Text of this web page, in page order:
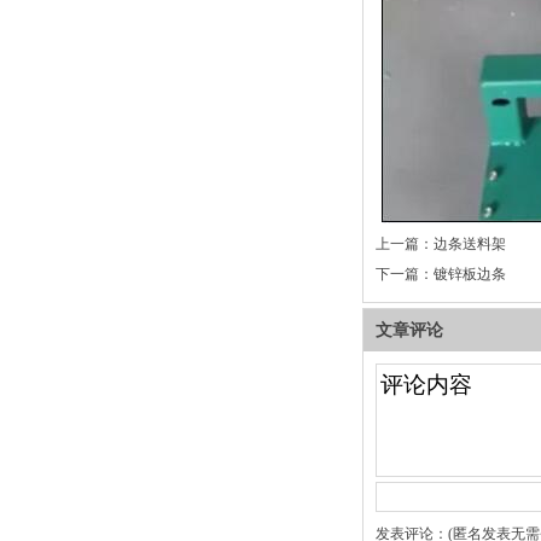
上一篇： 边条送料架
下一篇： 镀锌板边条
文章评论
发表评论：(匿名发表无